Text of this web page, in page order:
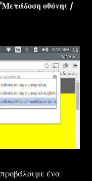
οθόνης /
ένα